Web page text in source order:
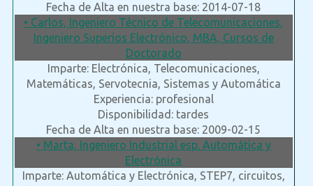
Fecha de Alta en nuestra base: 2014-07-18
• Carlos, Ingeniero Técnico de Telecomunicaciones,
Ingeniero Superios Electrónico, MBA, Cursos de
Doctorado
Imparte: Electrónica, Telecomunicaciones,
Matemáticas, Servotecnia, Sistemas y Automática
Experiencia: profesional
Disponibilidad: tardes
Fecha de Alta en nuestra base: 2009-02-15
• Marta, Ingeniero Industrial esp. Automática y
Electrónica
Imparte: Automática y Electrónica, STEP7, circuitos,